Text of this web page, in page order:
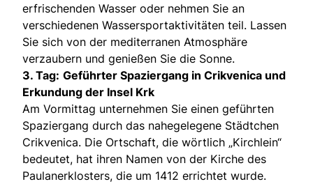
erfrischenden Wasser oder nehmen Sie an
verschiedenen Wassersportaktivitäten teil. Lassen
Sie sich von der mediterranen Atmosphäre
verzaubern und genießen Sie die Sonne.
3. Tag: Geführter Spaziergang in Crikvenica und
Erkundung der Insel Krk
Am Vormittag unternehmen Sie einen geführten
Spaziergang durch das nahegelegene Städtchen
Crikvenica. Die Ortschaft, die wörtlich „Kirchlein“
bedeutet, hat ihren Namen von der Kirche des
Paulanerklosters, die um 1412 errichtet wurde.